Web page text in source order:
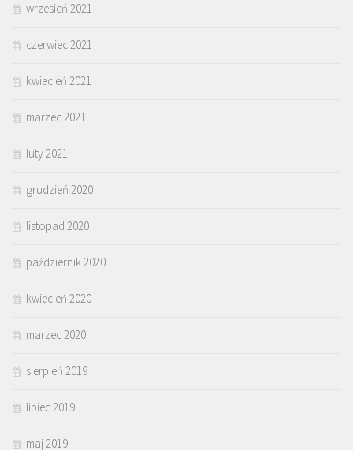
wrzesień 2021
czerwiec 2021
kwiecień 2021
marzec 2021
luty 2021
grudzień 2020
listopad 2020
październik 2020
kwiecień 2020
marzec 2020
sierpień 2019
lipiec 2019
maj 2019